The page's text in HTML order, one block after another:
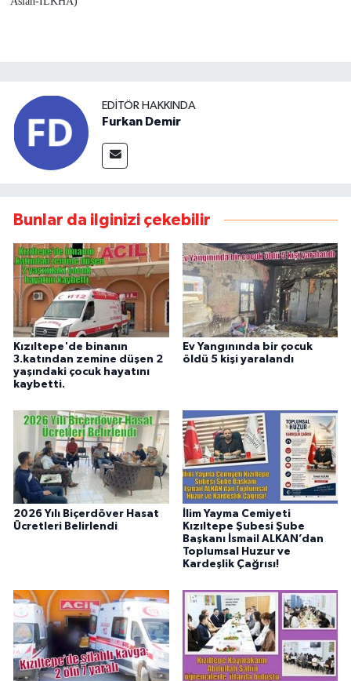
EDITÖR HAKKINDA
Furkan Demir
Bunlar da ilginizi çekebilir
Kızıltepe'de binanın
3.katından zemine düşen 2
yaşındaki çocuk hayatını
kaybetti.
Ev Yangınında bir çocuk
öldü 5 kişi yaralandı
2026 Yılı Biçerdöver Hasat
Ücretleri Belirlendi
İlim Yayma Cemiyeti
Kızıltepe Şubesi Şube
Başkanı İsmail ALKAN’dan
Toplumsal Huzur ve
Kardeşlik Çağrısı!